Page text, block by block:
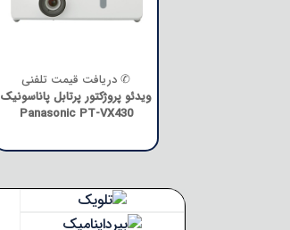
✆ دریافت قیمت تلفنی
ویدئو پروژکتور پرتابل پاناسونیک
Panasonic PT-VX430